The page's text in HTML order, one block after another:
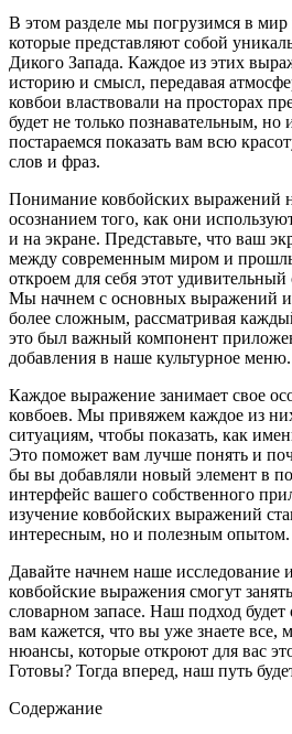
В этом разделе мы погрузимся в
которые представляют собой
Дикого Запада. Каждое из этих
историю и смысл, передавая
ковбои властвовали на просторах
будет не только познавательным,
постараемся показать вам всю
слов и фраз.
Понимание ковбойских выражений
осознанием того, как они
и на экране. Представьте, что ваш
между современным миром и
откроем для себя этот
Мы начнем с основных выражений и
более сложным, рассматривая
это был важный компонент
добавления в наше культурное меню.
Каждое выражение занимает свое
ковбоев. Мы привяжем каждое из
ситуациям, чтобы показать, как
Это поможет вам лучше понять и
бы вы добавляли новый элемент в
интерфейс вашего собственного
изучение ковбойских выражений
интересным, но и полезным опытом.
Давайте начнем наше исследование
ковбойские выражения смогут
словарном запасе. Наш подход
вам кажется, что вы уже знаете
нюансы, которые откроют для вас
Готовы? Тогда вперед, наш путь
Содержание